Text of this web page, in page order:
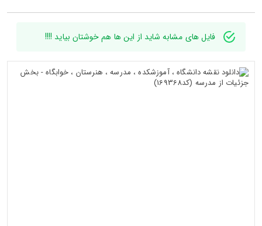
فایل های مشابه شاید از این ها هم خوشتان بیاید !!!!